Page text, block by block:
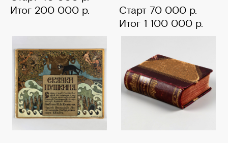
Итог 200 000 р.
Старт 70 000 р.
Итог 1 100 000 р.